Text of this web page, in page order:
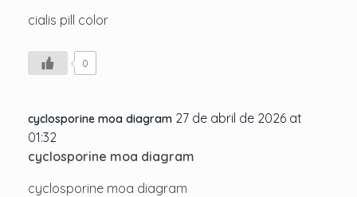
cialis pill color
0
cyclosporine moa diagram 27 de abril de 2026 at
01:32
cyclosporine moa diagram
cyclosporine moa diagram